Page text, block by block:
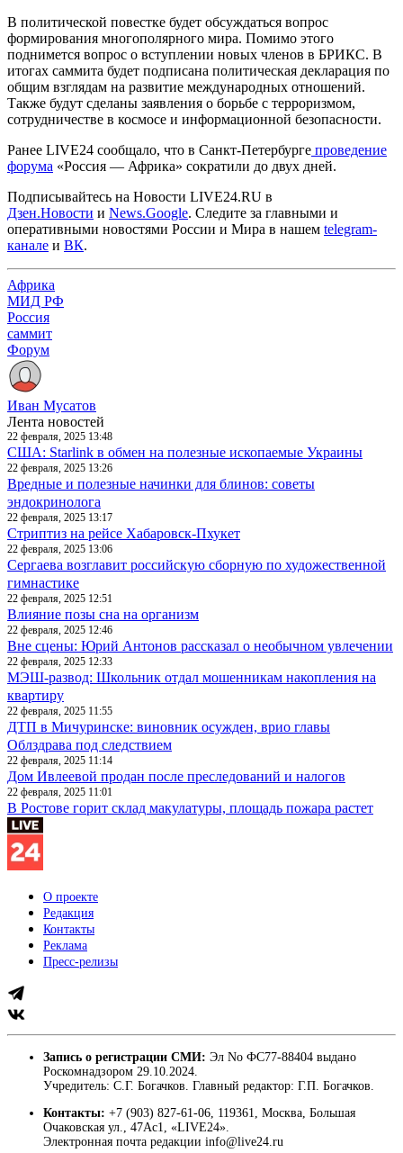
В политической повестке будет обсуждаться вопрос
формирования многополярного мира. Помимо этого
поднимется вопрос о вступлении новых членов в БРИКС. В
итогах саммита будет подписана политическая декларация по
общим взглядам на развитие международных отношений.
Также будут сделаны заявления о борьбе с терроризмом,
сотрудничестве в космосе и информационной безопасности.
Ранее LIVE24 сообщало, что в Санкт-Петербурге проведение
форума «Россия — Африка» сократили до двух дней.
Подписывайтесь на Новости LIVE24.RU в
Дзен.Новости и News.Google. Следите за главными и
оперативными новостями России и Мира в нашем telegram-
канале и ВК.
Африка
МИД РФ
Россия
саммит
Форум
Иван Мусатов
Лента новостей
22 февраля, 2025 13:48
США: Starlink в обмен на полезные ископаемые Украины
22 февраля, 2025 13:26
Вредные и полезные начинки для блинов: советы
эндокринолога
22 февраля, 2025 13:17
Стриптиз на рейсе Хабаровск-Пхукет
22 февраля, 2025 13:06
Сергаева возглавит российскую сборную по художественной
гимнастике
22 февраля, 2025 12:51
Влияние позы сна на организм
22 февраля, 2025 12:46
Вне сцены: Юрий Антонов рассказал о необычном увлечении
22 февраля, 2025 12:33
МЭШ-развод: Школьник отдал мошенникам накопления на
квартиру
22 февраля, 2025 11:55
ДТП в Мичуринске: виновник осужден, врио главы
Облздрава под следствием
22 февраля, 2025 11:14
Дом Ивлеевой продан после преследований и налогов
22 февраля, 2025 11:01
В Ростове горит склад макулатуры, площадь пожара растет
О проекте
Редакция
Контакты
Реклама
Пресс-релизы
Запись о регистрации СМИ: Эл No ФС77-88404 выдано
Роскомнадзором 29.10.2024.
Учредитель: С.Г. Богачков. Главный редактор: Г.П. Богачков.
Контакты: +7 (903) 827-61-06, 119361, Москва, Большая
Очаковская ул., 47Ас1, «LIVE24».
Электронная почта редакции info@live24.ru